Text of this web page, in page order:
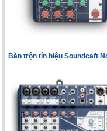
Bàn trộn tín hiệu Soundcaft